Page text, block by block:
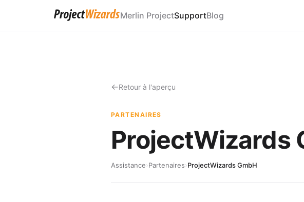
Merlin ProjectSupportBlog
Retour à l'aperçu
PARTENAIRES
ProjectWizards
Assistance›Partenaires›ProjectWizards GmbH